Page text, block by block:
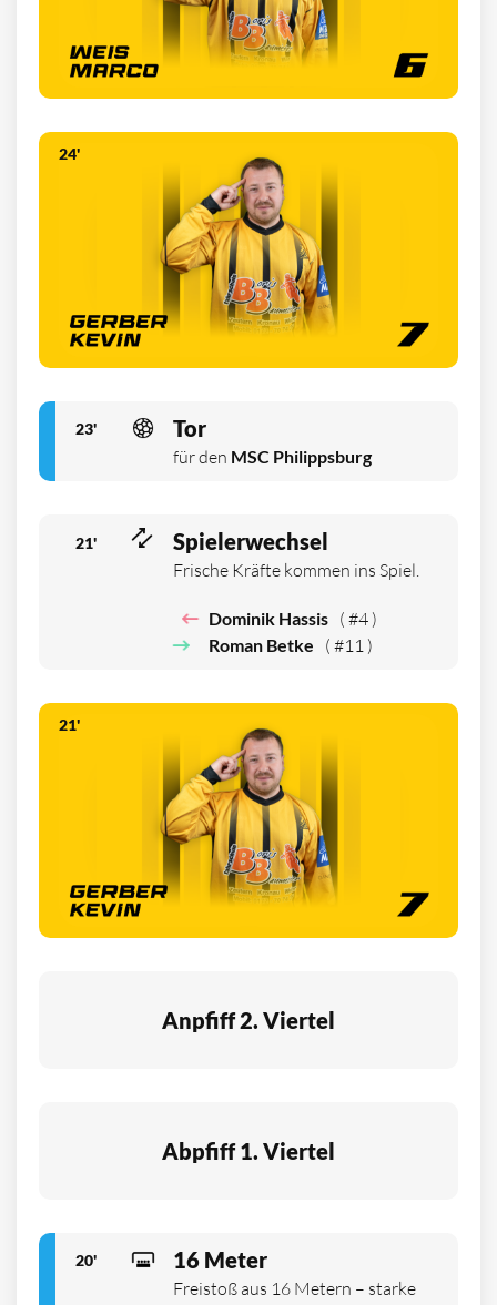
24'
23' Tor
für den MSC Philippsburg
21' Spielerwechsel
Frische Kräfte kommen ins Spiel.
Dominik Hassis ( #4 )
Roman Betke ( #11 )
21'
Anpfiff 2. Viertel
Abpfiff 1. Viertel
20' 16 Meter
Freistoß aus 16 Metern – starke